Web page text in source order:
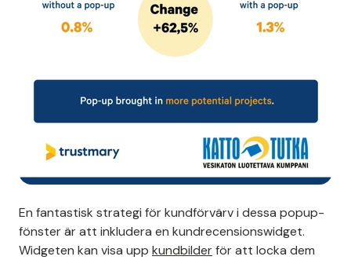
En fantastisk strategi för kundförvärv i dessa popup-
fönster är att inkludera en kundrecensionswidget.
Widgeten kan visa upp kundbilderför att locka dem